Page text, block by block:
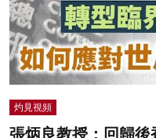
名家榜
灼見活動
灼見視頻
張炳良教授：回歸後